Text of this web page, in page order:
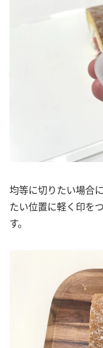
均等に切りたい場合
たい位置に軽く印を
す。